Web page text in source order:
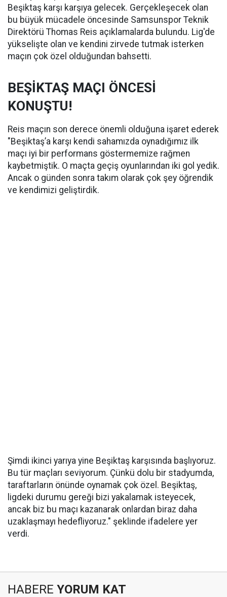
Beşiktaş karşı karşıya gelecek. Gerçekleşecek olan
bu büyük mücadele öncesinde Samsunspor Teknik
Direktörü Thomas Reis açıklamalarda bulundu. Lig'de
yükselişte olan ve kendini zirvede tutmak isterken
maçın çok özel olduğundan bahsetti.
BEŞİKTAŞ MAÇI ÖNCESİ
KONUŞTU!
Reis maçın son derece önemli olduğuna işaret ederek
"Beşiktaş’a karşı kendi sahamızda oynadığımız ilk
maçı iyi bir performans göstermemize rağmen
kaybetmiştik. O maçta geçiş oyunlarından iki gol yedik.
Ancak o günden sonra takım olarak çok şey öğrendik
ve kendimizi geliştirdik.
Şimdi ikinci yarıya yine Beşiktaş karşısında başlıyoruz.
Bu tür maçları seviyorum. Çünkü dolu bir stadyumda,
taraftarların önünde oynamak çok özel. Beşiktaş,
ligdeki durumu gereği bizi yakalamak isteyecek,
ancak biz bu maçı kazanarak onlardan biraz daha
uzaklaşmayı hedefliyoruz." şeklinde ifadelere yer
verdi.
HABERE YORUM KAT